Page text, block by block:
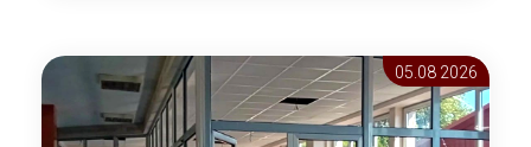
05.08 2026